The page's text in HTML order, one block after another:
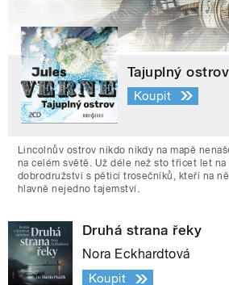
Tajuplný ostrov
Koupit
Lincolnův ostrov nikdo nikdy na mapě
na celém světě. Už déle než sto třicet let na
dobrodružství s pěticí trosečníků, kteří na
hlavně nejedno tajemství.
Druhá strana řeky
Nora Eckhardtová
Koupit